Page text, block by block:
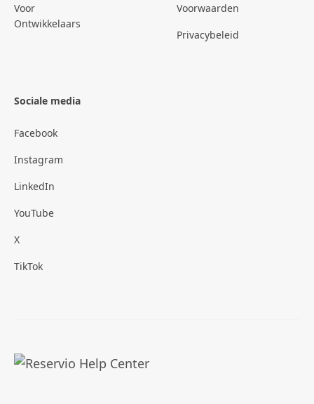
Voor
Ontwikkelaars
Voorwaarden
Privacybeleid
Sociale media
Facebook
Instagram
LinkedIn
YouTube
X
TikTok